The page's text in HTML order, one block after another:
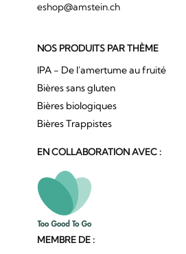
eshop@amstein.ch
NOS PRODUITS PAR THÈME
IPA - De l'amertume au fruité
Bières sans gluten
Bières biologiques
Bières Trappistes
EN COLLABORATION AVEC :
MEMBRE DE :